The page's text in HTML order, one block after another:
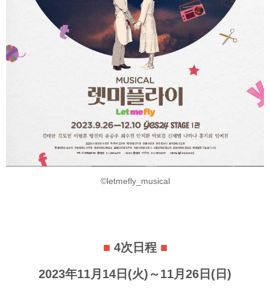
©letmefly_musical
■ 4次日程 ■
2023年11月14日(火)～11月26日(日)